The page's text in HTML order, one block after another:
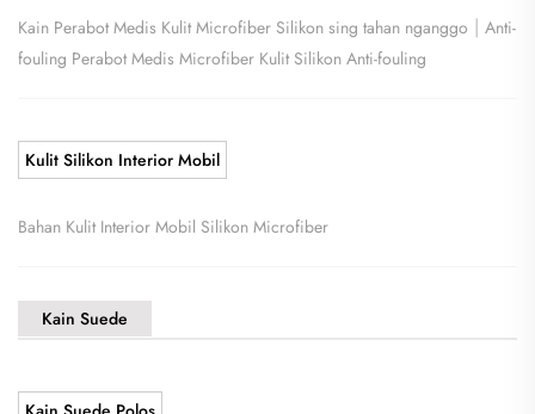
Kain Perabot Medis Kulit Microfiber Silikon sing tahan nganggo | Anti-
fouling Perabot Medis Microfiber Kulit Silikon Anti-fouling
Kulit Silikon Interior Mobil
Bahan Kulit Interior Mobil Silikon Microfiber
Kain Suede